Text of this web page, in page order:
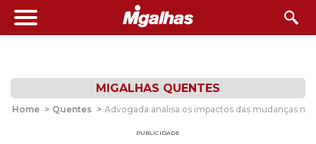
MIGALHAS QUENTES
Home > Quentes > Advogada analisa os impactos das mudanças na
PUBLICIDADE